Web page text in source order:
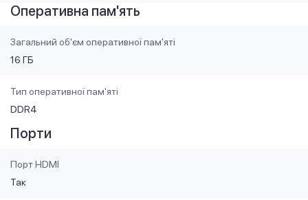
Оперативна пам'ять
Загальний об'єм оперативної пам'яті
16 ГБ
Тип оперативної пам'яті
DDR4
Порти
Порт HDMI
Так